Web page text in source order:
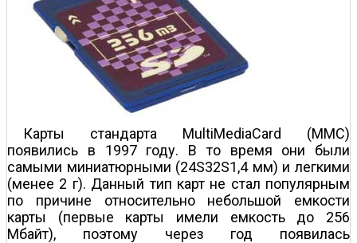
Карты стандарта MultiMediaCard (MMC)
появились в 1997 году. В то время они были
самыми миниатюрными (24Ѕ32Ѕ1,4 мм) и легкими
(менее 2 г). Данный тип карт не стал популярным
по причине относительно небольшой емкости
карты (первые карты имели емкость до 256
Мбайт), поэтому через год появилась